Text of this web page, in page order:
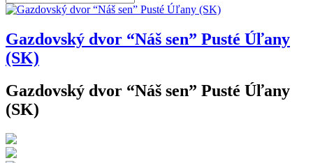
Gazdovský dvor “Náš sen” Pusté Úľany
(SK)
Gazdovský dvor “Náš sen” Pusté Úľany
(SK)